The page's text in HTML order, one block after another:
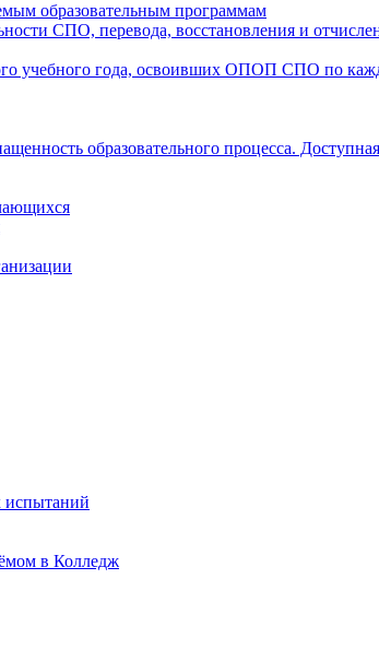
образовательным программам
СПО, перевода, восстановления и
учебного года, освоивших ОПОП СПО по
образовательного процесса.
испытаний
в Колледж